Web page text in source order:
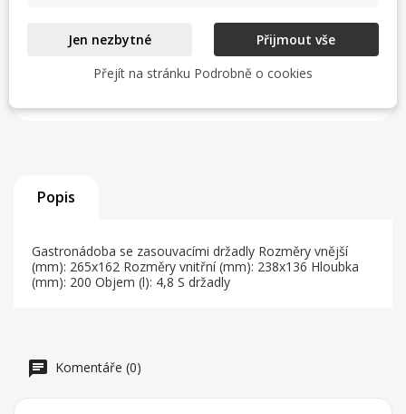
CHCI LEPŠÍ CENU
MÁM DOTAZ
Popis
Gastronádoba se zasouvacími držadly Rozměry vnější
(mm): 265x162 Rozměry vnitřní (mm): 238x136 Hloubka
(mm): 200 Objem (l): 4,8 S držadly
Komentáře (0)
Jen nezbytné
Přijmout vše
Přejít na stránku Podrobně o cookies